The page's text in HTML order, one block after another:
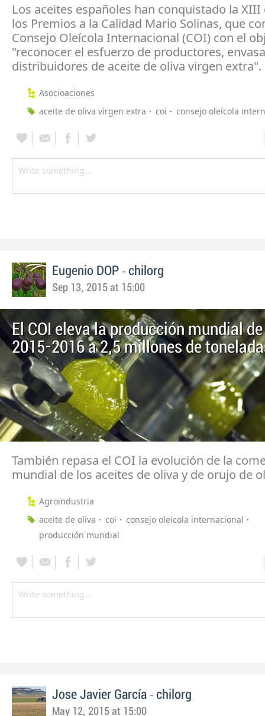
Los aceites españoles han conquistado la
los Premios a la Calidad Mario Solinas, que
Consejo Oleícola Internacional (COI) con el
"reconocer el esfuerzo de productores,
distribuidores de aceite de oliva virgen extra".
Asocioaciones
aceite de oliva vírgen extra
coi consejo oleícola
Eugenio DOP - chilorg
Sep 13, 2015 at 15:00
El COI eleva la producción mundial
2015-2016 a 2,5 millones de
También repasa el COI la evolución de la
mundial de los aceites de oliva y de orujo de
Agroindustria
aceite de oliva
coi
consejo oleicola internacional
producción mundial
Jose Javier García - chilorg
May 12, 2015 at 15:00